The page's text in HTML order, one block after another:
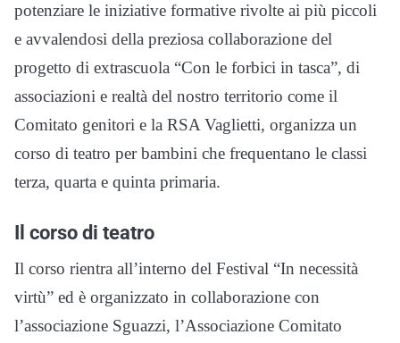
potenziare le iniziative formative rivolte ai più piccoli
e avvalendosi della preziosa collaborazione del
progetto di extrascuola “Con le forbici in tasca”, di
associazioni e realtà del nostro territorio come il
Comitato genitori e la RSA Vaglietti, organizza un
corso di teatro per bambini che frequentano le classi
terza, quarta e quinta primaria.
Il corso di teatro
Il corso rientra all’interno del Festival “In necessità
virtù” ed è organizzato in collaborazione con
l’associazione Sguazzi, l’Associazione Comitato